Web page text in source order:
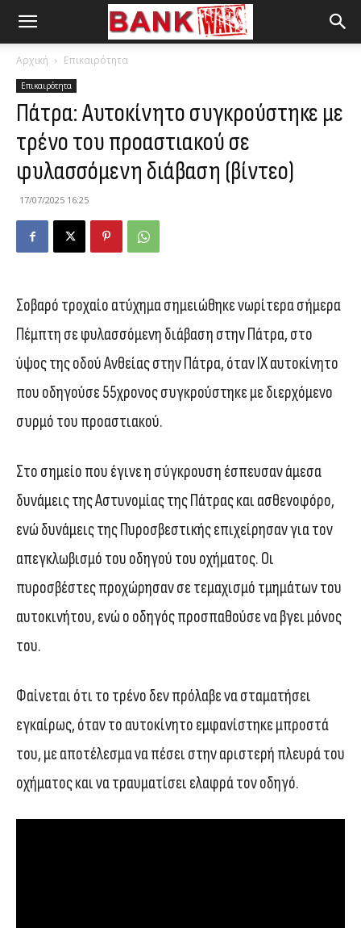
Αρχική Επικαιρότητα
Επικαιρότητα
Πάτρα: Aυτοκίνητο συγκρούστηκε με
τρένο του προαστιακού σε
φυλασσόμενη διάβαση (βίντεο)
17/07/2025 16:25
Σοβαρό τροχαίο ατύχημα σημειώθηκε νωρίτερα σήμερα
Πέμπτη σε φυλασσόμενη διάβαση στην Πάτρα, στο
ύψος της οδού Ανθείας στην Πάτρα, όταν ΙΧ αυτοκίνητο
που οδηγούσε 55χρονος συγκρούστηκε με διερχόμενο
συρμό του προαστιακού.
Στο σημείο που έγινε η σύγκρουση έσπευσαν άμεσα
δυνάμεις της Αστυνομίας της Πάτρας και ασθενοφόρο,
ενώ δυνάμεις της Πυροσβεστικής επιχείρησαν για τον
απεγκλωβισμό του οδηγού του οχήματος. Οι
πυροσβέστες προχώρησαν σε τεμαχισμό τμημάτων του
αυτοκινήτου, ενώ ο οδηγός προσπαθούσε να βγει μόνος
του.
Φαίνεται ότι το τρένο δεν πρόλαβε να σταματήσει
εγκαίρως, όταν το αυτοκίνητο εμφανίστηκε μπροστά
του, με αποτέλεσμα να πέσει στην αριστερή πλευρά του
οχήματος και να τραυματίσει ελαφρά τον οδηγό.